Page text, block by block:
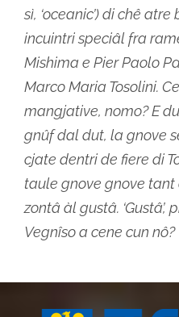
sì, ‘oceanic’) di chê
incuintri speciâl fra
Mishima e Pier Paolo
Marco Maria Tosolini.
mangjative, nomo? E
gnûf dal dut, la gnove
cjate dentri de fiere di
taule gnove gnove tant
zontâ àl gustâ. ‘Gustâ’,
Vegnîso a cene cun nô?